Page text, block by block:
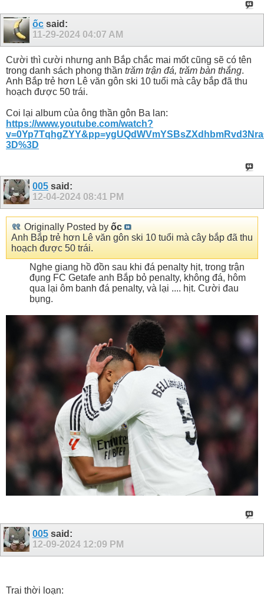
ốc said:
11-29-2024 04:07 AM
Cười thì cười nhưng anh Bắp chắc mai mốt cũng sẽ có tên
trong danh sách phong thần trăm trận đá, trăm bàn thắng.
Anh Bắp trẻ hơn Lê văn gôn ski 10 tuổi mà cây bắp đã thu
hoạch được 50 trái.
Coi lại album của ông thần gôn Ba lan:
https://www.youtube.com/watch?
3D%3D
005 said:
12-04-2024 08:41 PM
Originally Posted by ốc
Anh Bắp trẻ hơn Lê văn gôn ski 10 tuổi mà cây bắp đã thu
hoạch được 50 trái.
Nghe giang hồ đồn sau khi đá penalty hịt, trong trận
đụng FC Getafe anh Bắp bỏ penalty, không đá, hôm
qua lại ôm banh đá penalty, và lại .... hịt. Cười đau
bụng.
005 said:
12-09-2024 12:09 PM
Trai thời loạn: